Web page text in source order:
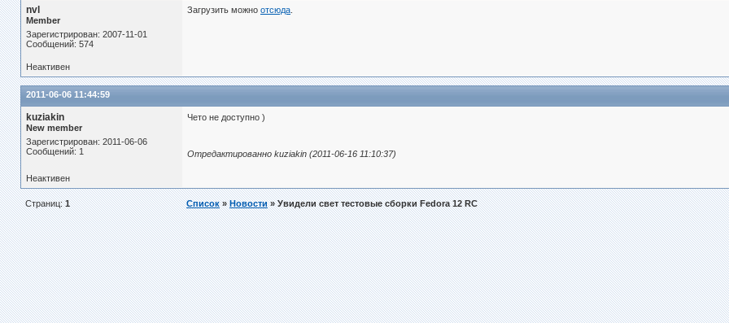
nvl
Member
Зарегистрирован: 2007-11-01
Сообщений: 574
Загрузить можно отсюда
Неактивен
2011-06-06 11:44:59
kuziakin
New member
Зарегистрирован: 2011-06-06
Сообщений: 1
Чето не доступно )
Отредактированно kuziakin (2011-06-16 11:10:37)
Неактивен
Страниц:1 Список»Новости» Увидели свет тестовые сборки Fedora 12 RC